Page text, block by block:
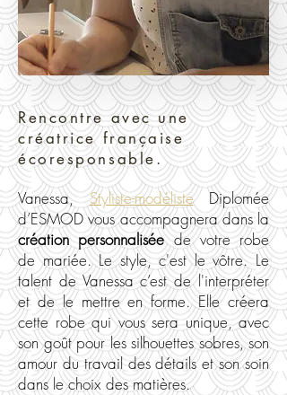
Rencontre avec une
créatrice française
écoresponsable.
Vanessa, Styliste-modélisteDiplomée
d’ESMOD vous accompagnera dans la
création personnaliséede votre robe
de mariée. Le style, c'est le vôtre. Le
talent de Vanessa c’est de l'interpréter
et de le mettre en forme. Elle créera
cette robe qui vous sera unique, avec
son goût pour les silhouettes sobres, son
amour du travail des détails et son soin
dans le choix des matières.